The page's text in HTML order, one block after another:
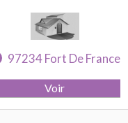
97234 Fort De France